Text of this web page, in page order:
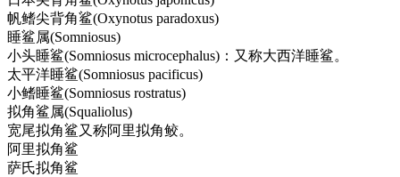
帆鳍尖背角鲨(Oxynotus paradoxus)
睡鲨属(Somniosus)
小头睡鲨(Somniosus microcephalus)：又称大西洋睡鲨。
太平洋睡鲨(Somniosus pacificus)
小鳍睡鲨(Somniosus rostratus)
拟角鲨属(Squaliolus)
宽尾拟角鲨又称阿里拟角鲛。
阿里拟角鲨
萨氏拟角鲨